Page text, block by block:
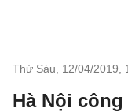
Thứ Sáu, 12/04/2019
Hà Nội